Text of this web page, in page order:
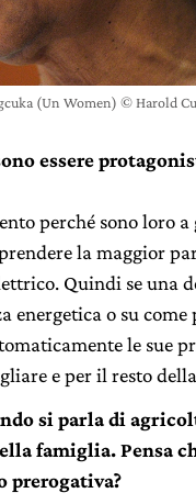
(Un Women) © Harold
essere
perché sono loro
la maggior
Quindi se una
energetica o su
le sue
e per il resto
si parla di
famiglia. Pensa
prerogativa?